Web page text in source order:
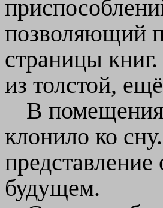
позволяющий
страницы
из толстой,
В
клонило ко
будущем.